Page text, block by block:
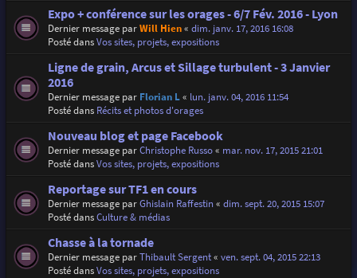
Expo + conférence sur les orages - 6/7 Fév. 2016 - Lyon
Dernier message parWill Hien« dim. janv. 17, 2016 16:08
Posté dansVos sites, projets, expositions
Ligne de grain, Arcus et Sillage turbulent - 3 Janvier
2016
Dernier message par Florian L« lun. janv. 04, 2016 11:54
Posté dans Récits et photos d'orages
Nouveau blog et page Facebook
Dernier message parChristophe Russo« mar. nov. 17, 2015 21:01
Posté dansVos sites, projets, expositions
Reportage sur TF1 en cours
Dernier message parGhislain Raffestin« dim. sept. 20, 2015 15:07
Posté dansCulture & médias
Chasse à la tornade
Dernier message parThibault Sergent« ven. sept. 04, 2015 22:13
Posté dansVos sites, projets, expositions